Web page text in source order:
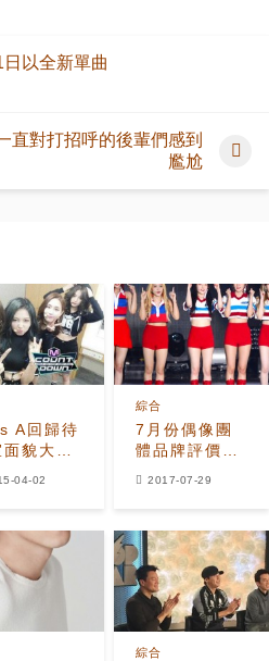
以全新單曲
直對打招呼的後輩們感到
尷尬
A回歸待
貌大公
04-02
7月份偶像團
體品牌評價出
綜合
2017-07-29
綜合